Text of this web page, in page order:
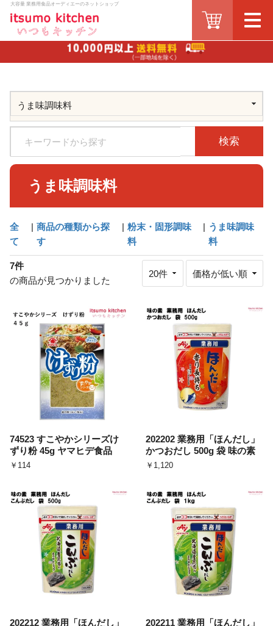
大容量 業務用食品オーディエーのネットショップ
検索
うま味調味料
全
て
| 商品の種類から探
す
| 粉末・固形調味
料
| うま味調味
料
7件
の商品が見つかりました
74523 すこやかシリーズけ
ずり粉 45g ヤマヒデ食品
￥114
202202 業務用「ほんだし」
かつおだし 500g 袋 味の素
￥1,120
202212 業務用「ほんだし」
202211 業務用「ほんだし」